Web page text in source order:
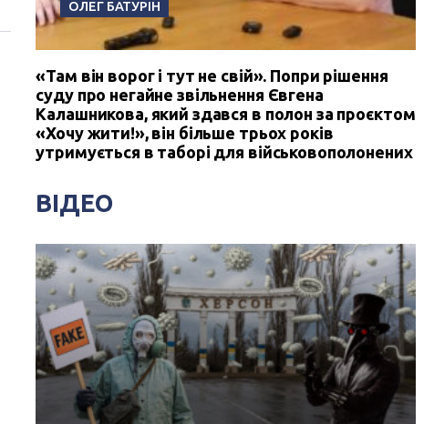
ОЛЕГ БАТУРІН
«Там він ворог і тут не свій». Попри рішення
суду про негайне звільнення Євгена
Калашникова, який здався в полон за проєктом
«Хочу жити!», він більше трьох років
утримується в таборі для військовополонених
ВІДЕО